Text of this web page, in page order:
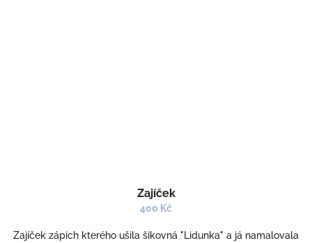
Zajíček
400 Kč
Zajíček zápich kterého ušila šikovná "Lidunka" a já namalovala